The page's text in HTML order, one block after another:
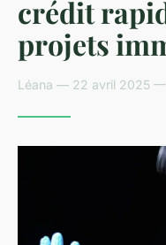
crédit
projets
Léana — 22 avril 2025